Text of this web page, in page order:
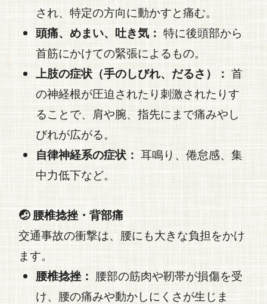
され、特定の方向に動かすと痛む。
頭痛、めまい、吐き気： 特に後頭部から
首筋にかけての緊張によるもの。
上肢の症状（手のしびれ、だるさ）： 首
の神経根が圧迫されたり刺激されたりす
ることで、肩や腕、指先にまで痛みやし
びれが広がる。
自律神経系の症状： 耳鳴り、倦怠感、集
中力低下など。
🤕 腰椎捻挫・背部痛
交通事故の衝撃は、腰にも大きな負担をかけ
ます。
腰椎捻挫：
腰部の筋肉や靭帯が損傷を受
け、腰の痛みや動かしにくさが生じま